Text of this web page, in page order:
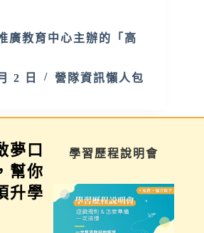
廣教育中心主辦的「高
2 日
營隊資訊懶人包
夢口
幫你
升學
學習歷程說明會